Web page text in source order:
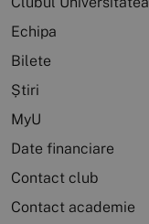
Echipa
Bilete
Știri
MyU
Date financiare
Contact club
Contact academie